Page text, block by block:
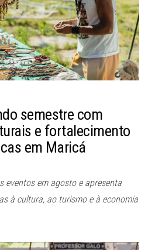
semestre com
e fortalecimento
em Maricá
eventos em agosto e apresenta
à cultura, ao turismo e à economia